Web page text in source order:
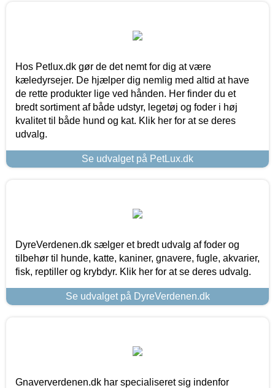
Hos Petlux.dk gør de det nemt for dig at være
kæledyrsejer. De hjælper dig nemlig med altid at have
de rette produkter lige ved hånden. Her finder du et
bredt sortiment af både udstyr, legetøj og foder i høj
kvalitet til både hund og kat. Klik her for at se deres
udvalg.
Se udvalget på PetLux.dk
DyreVerdenen.dk sælger et bredt udvalg af foder og
tilbehør til hunde, katte, kaniner, gnavere, fugle, akvarier,
fisk, reptiller og krybdyr. Klik her for at se deres udvalg.
Se udvalget på DyreVerdenen.dk
Gnaververdenen.dk har specialiseret sig indenfor